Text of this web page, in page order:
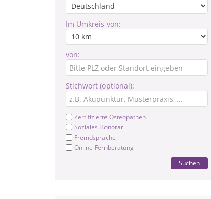
Im Umkreis von:
von:
Stichwort (optional):
Zertifizierte Osteopathen
Soziales Honorar
Fremdsprache
Online-Fernberatung
Suchen